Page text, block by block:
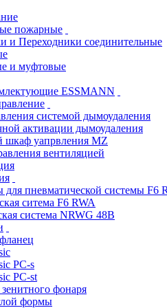
пожарные
и Переходники соединительные
и муфтовые
ESSMANN
системой дымоудаления
активации дымоудаления
шкаф уапрвления MZ
вентиляцией
для пневматической системы F6
ситема F6 RWA
система NRWG 48В
PC-s
PC-st
фонаря
формы